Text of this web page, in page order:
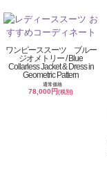
ワンピーススーツ ブルー
ジオメトリー / Blue
Collarless Jacket & Dress in
Geometric Pattern
通常価格
78,000円(税別)